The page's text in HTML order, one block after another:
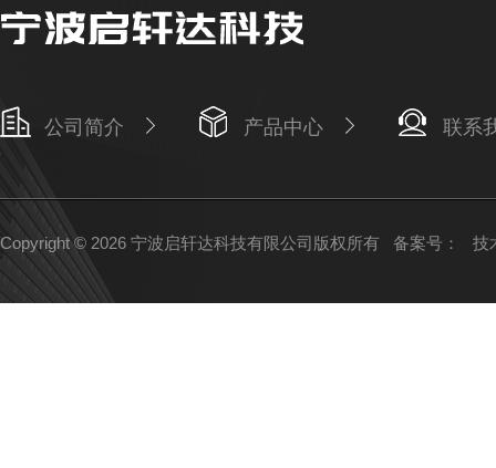
公司简介 产品中心 联系
Copyright © 2026 宁波启轩达科技有限公司版权所有 备案号： 技